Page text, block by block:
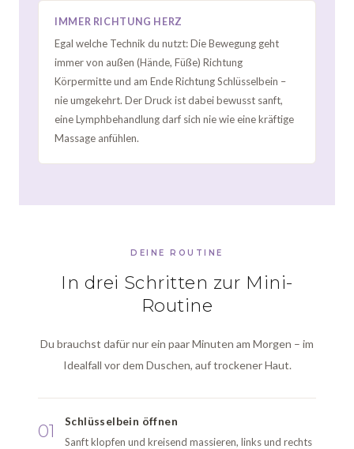
IMMER RICHTUNG HERZ
Egal welche Technik du nutzt: Die Bewegung geht
immer von außen (Hände, Füße) Richtung
Körpermitte und am Ende Richtung Schlüsselbein –
nie umgekehrt. Der Druck ist dabei bewusst sanft,
eine Lymphbehandlung darf sich nie wie eine kräftige
Massage anfühlen.
DEINE ROUTINE
In drei Schritten zur Mini-
Routine
Du brauchst dafür nur ein paar Minuten am Morgen – im
Idealfall vor dem Duschen, auf trockener Haut.
01
Schlüsselbein öffnen
Sanft klopfen und kreisend massieren, links und rechts